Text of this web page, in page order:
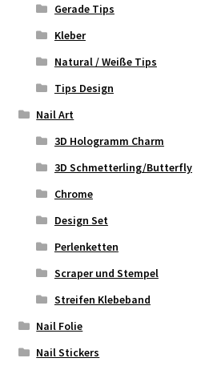
Gerade Tips
Kleber
Natural / Weiße Tips
Tips Design
Nail Art
3D Hologramm Charm
3D Schmetterling/Butterfly
Chrome
Design Set
Perlenketten
Scraper und Stempel
Streifen Klebeband
Nail Folie
Nail Stickers